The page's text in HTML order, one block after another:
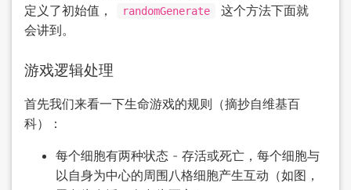
定义了初始值，
randomGenerate
这个方法下面就
会讲到。
游戏逻辑处理
首先我们来看一下生命游戏的规则（摘抄自维基百
科）：
每个细胞有两种状态 - 存活或死亡，每个细胞与
以自身为中心的周围八格细胞产生互动（如图，